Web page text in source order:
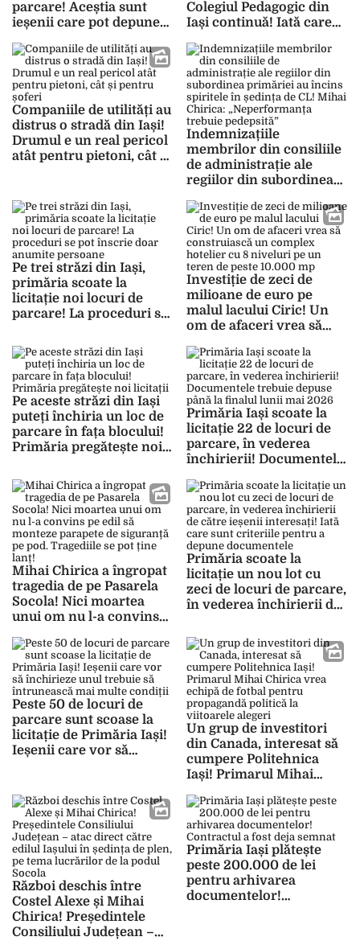
parcare! Aceștia sunt
ieșenii care pot depune
participa la licitații
Colegiul Pedagogic din
Iași continuă! Iată care
Companiile de utilități au
distrus o stradă din Iași!
Drumul e un real pericol
atât pentru pietoni, cât și
Indemnizațiile
membrilor din consiliile
de administrație ale
regiilor din subordinea
spiritele în ședința de CL!
Mihai Chirica:
„Neperformanța trebuie
pedepsită”
Pe trei străzi din Iași,
primăria scoate la
licitație noi locuri de
parcare! La proceduri se
persoane
Investiție de zeci de
milioane de euro pe
malul lacului Ciric! Un
om de afaceri vrea să
hotelier cu 8 niveluri pe
un teren de peste 10.000
mp
Pe aceste străzi din Iași
puteți închiria un loc de
parcare în fața blocului!
Primăria pregătește noi
Primăria Iași scoate la
licitație 22 de locuri de
parcare, în vederea
închirierii! Documentele
finalul lunii mai 2026
Mihai Chirica a îngropat
tragedia de pe Pasarela
Socola! Nici moartea
unui om nu l-a convins
parapete de siguranță pe
pod. Tragediile se pot
ține lanț!
Primăria scoate la
licitație un nou lot cu
zeci de locuri de parcare,
în vederea închirierii de
Iată care sunt criteriile
pentru a depune
documentele
Peste 50 de locuri de
parcare sunt scoase la
licitație de Primăria Iași!
Ieșenii care vor să
condiții
Un grup de investitori
din Canada, interesat să
cumpere Politehnica
Iași! Primarul Mihai
fotbal pentru
propagandă politică la
viitoarele alegeri
Război deschis între
Costel Alexe și Mihai
Chirica! Președintele
Consiliului Județean –
Primăria Iași plătește
peste 200.000 de lei
pentru arhivarea
documentelor!